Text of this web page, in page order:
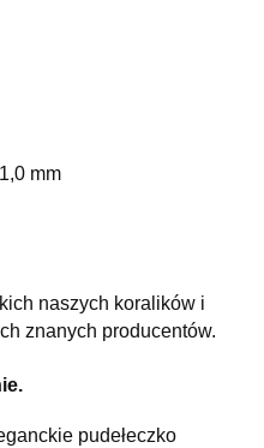
mm
naszych koralików i
znanych producentów.
pudełeczko